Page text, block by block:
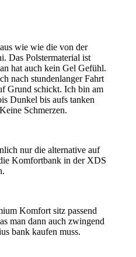
wie wie die von der
Das Polstermaterial ist
hat auch kein Gel Gefühl.
nach stundenlanger Fahrt
Grund schickt. Ich bin am
Dunkel bis aufs tanken
Schmerzen.
nur die alternative auf
Komfortbank in der XDS
Komfort sitz passend
man dann auch zwingend
bank kaufen muss.